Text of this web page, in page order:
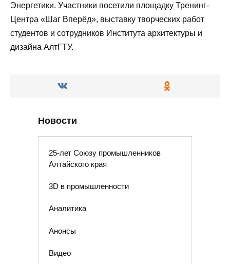
Энергетики. Участники посетили площадку Тренинг-
Центра «Шаг Вперёд», выставку творческих работ
студентов и сотрудников Института архитектуры и
дизайна АлтГТУ.
Новости
25-лет Союзу промышленников
Алтайского края
3D в промышленности
Аналитика
Анонсы
Видео